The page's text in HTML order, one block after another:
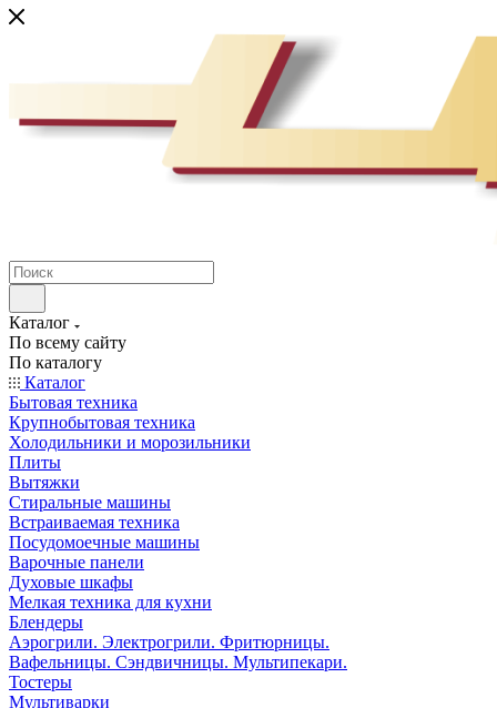
Каталог
По всему сайту
По каталогу
Каталог
Бытовая техника
Крупнобытовая техника
Холодильники и морозильники
Плиты
Вытяжки
Стиральные машины
Встраиваемая техника
Посудомоечные машины
Варочные панели
Духовые шкафы
Мелкая техника для кухни
Блендеры
Аэрогрили. Электрогрили. Фритюрницы.
Вафельницы. Сэндвичницы. Мультипекари.
Тостеры
Мультиварки